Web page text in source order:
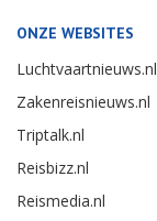
ONZE WEBSITES
Luchtvaartnieuws.nl
Zakenreisnieuws.nl
Triptalk.nl
Reisbizz.nl
Reismedia.nl